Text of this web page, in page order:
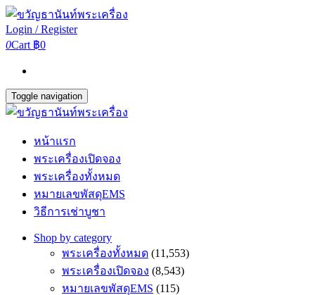
Login / Register
0Cart ฿0
Toggle navigation
หน้าแรก
พระเครื่องเปิดจอง
พระเครื่องทั้งหมด
หมายเลขพัสดุEMS
วิธีการเช่าบูชา
Shop by category
พระเครื่องทั้งหมด (11,553)
พระเครื่องเปิดจอง (8,543)
หมายเลขพัสดุEMS (115)